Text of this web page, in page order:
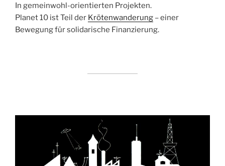
In gemeinwohl-orientierten Projekten.
Planet 10 ist Teil der Krötenwanderung – einer
Bewegung für solidarische Finanzierung.